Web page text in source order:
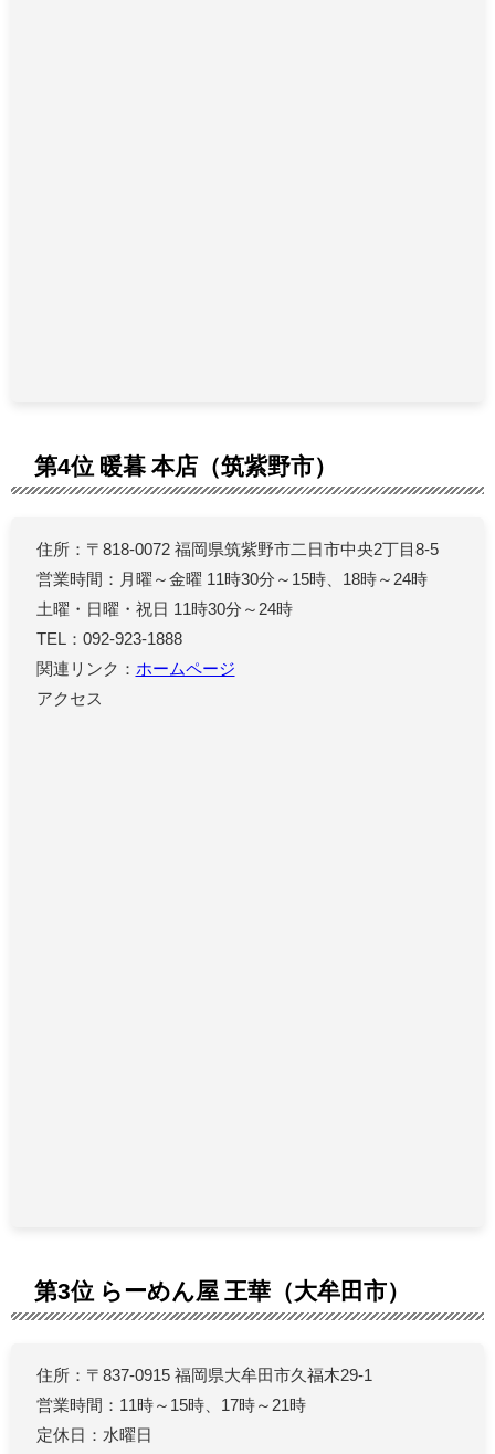
第4位 暖暮 本店（筑紫野市）
住所：〒818-0072 福岡県筑紫野市二日市中央2丁目8-5
営業時間：月曜～金曜 11時30分～15時、18時～24時
土曜・日曜・祝日 11時30分～24時
TEL：092-923-1888
関連リンク： ホームページ
アクセス
第3位 らーめん屋 王華（大牟田市）
住所：〒837-0915 福岡県大牟田市久福木29-1
営業時間：11時～15時、17時～21時
定休日：水曜日